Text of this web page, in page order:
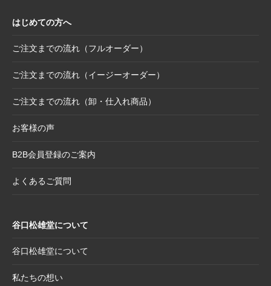
2025.10.16
日付誤植に関するお詫びと交換対応のお知ら
2025.8.28 【和綴じノート】新柄発表
2025.8.21
2025.8.19
【新商品案内】躍進を呼び込む縁起物─2026
ダー受付開始
2025.6.11
【新商品】「日本画の巨匠たち」新作5アイテ
はじめての方へ
ご注文までの流れ（フルオーダー）
ご注文までの流れ（イージーオーダー）
ご注文までの流れ（卸・仕入れ商品）
お客様の声
B2B会員登録のご案内
よくあるご質問
谷口松雄堂について
谷口松雄堂について
私たちの想い